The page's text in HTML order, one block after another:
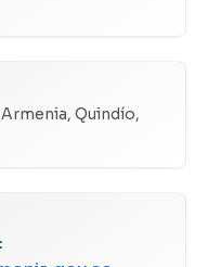
Quindío,